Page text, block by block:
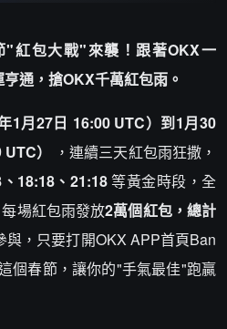
"紅包大戰"來襲！跟著OKX一
通，搶OKX千萬紅包雨。
1月27日 16:00 UTC）到1月30
）
，連續三天紅包雨狂撒，
18:18、21:18等黃金時段，全
場紅包雨發放2萬個紅包，總計
與，只要打開OKX APP首頁Ban
個春節，讓你的"手氣最佳"跑贏